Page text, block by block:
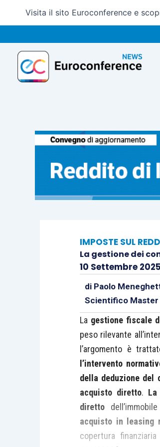
Visita il sito Euroconference e
IMPOSTE SUL
La gestione dei
10 Settembre 2025
di Paolo
Scientifico Master
La gestione fiscale
peso rilevante
l’argomento è
l’intervento
della deduzione del
acquisto diretto. La
diretto
acquisto in leasing
copertura